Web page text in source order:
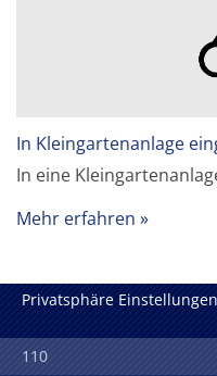
In Kleingartenanlage
In eine
Mehr erfahren
Privatsphäre Einstellungen
110